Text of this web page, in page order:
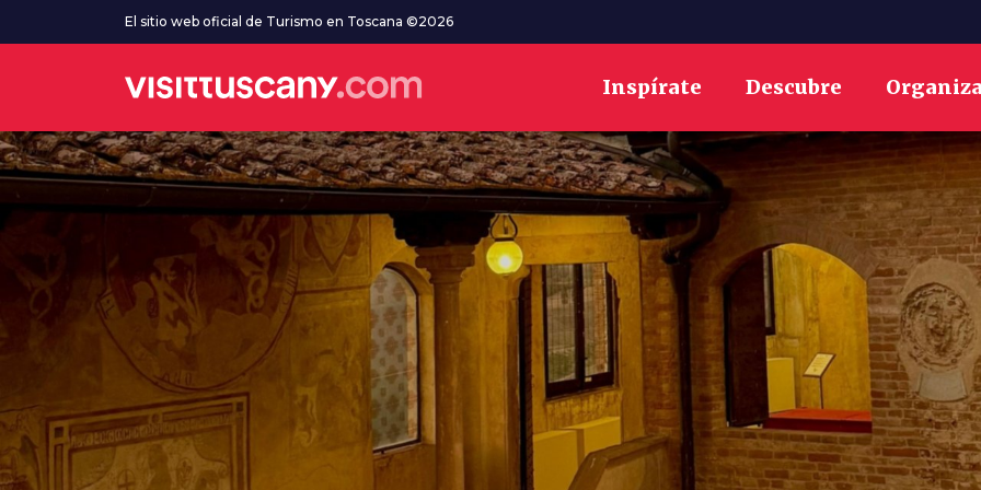
Ve al contenido principalEl sitio web oficial de Turismo en Toscana ©2026
Inspírate Descubre Organiza